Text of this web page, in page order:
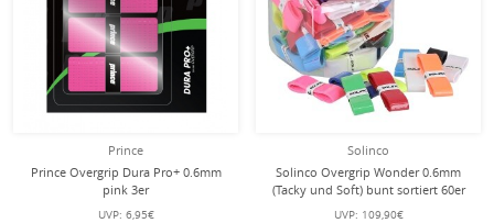
Prince
Prince Overgrip Dura Pro+ 0.6mm
pink 3er
UVP: 6,95€
Solinco
Solinco Overgrip Wonder 0.6mm
(Tacky und Soft) bunt sortiert 60er
Box
UVP: 109,90€